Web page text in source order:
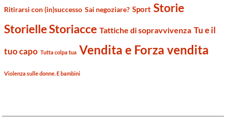
Ritirarsi con (in)successo Sai negoziare? Sport Storie
Storielle Storiacce Tattiche di sopravvivenza Tu e il
tuo capo Tutta colpa tua Vendita e Forza vendita
Violenza sulle donne. E bambini